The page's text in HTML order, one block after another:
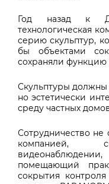
Год назад к
технологическая
серию скульптур,
бы объектами
сохраняли функцию
Скульптуры
но эстетически
среду частных
Сотрудничество
компанией,
помещающий
сокрытия